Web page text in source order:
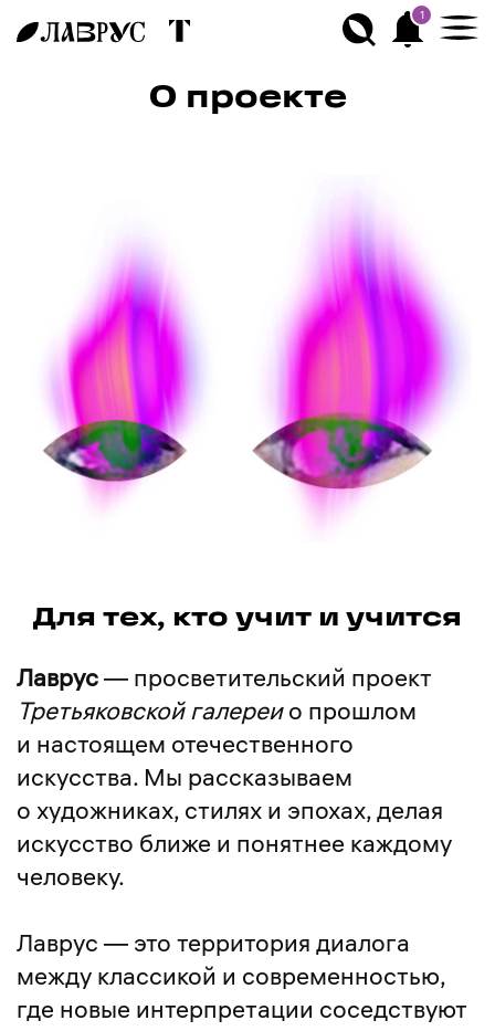
1
О проекте
Для тех, кто учит и учится
Лаврус — просветительский проект
Третьяковской галереио прошлом
и настоящем отечественного
искусства. Мы рассказываем
о художниках, стилях и эпохах, делая
искусство ближе и понятнее каждому
человеку.
Лаврус — это территория диалога
между классикой и современностью,
где новые интерпретации соседствуют